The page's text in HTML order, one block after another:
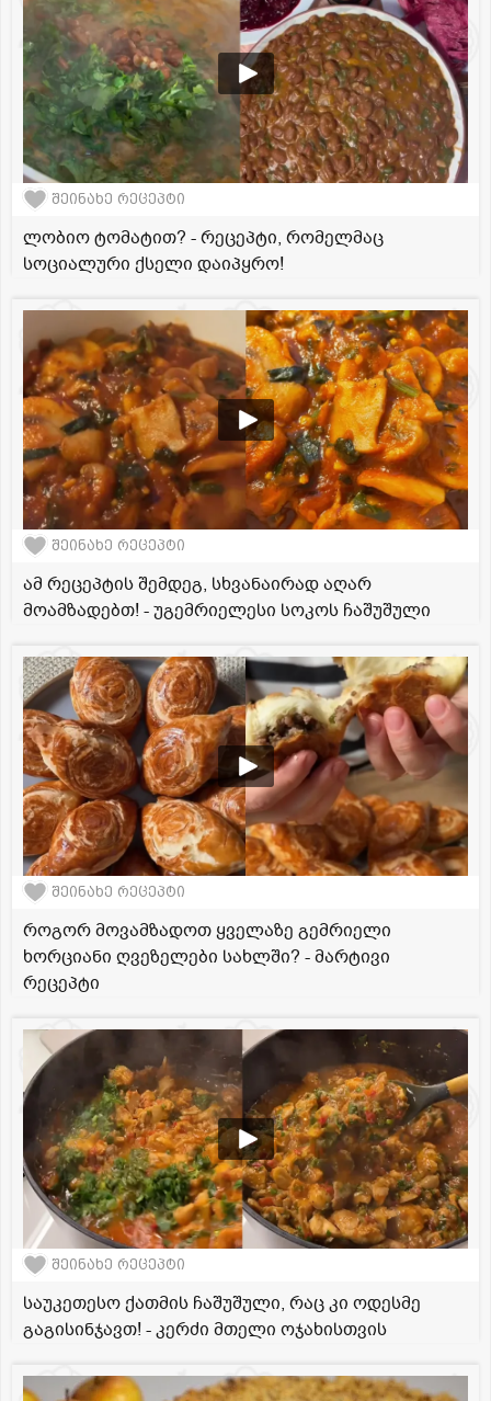
შეინახე რეცეპტი
ლობიო ტომატით? - რეცეპტი, რომელმაც
სოციალური ქსელი დაიპყრო!
შეინახე რეცეპტი
ამ რეცეპტის შემდეგ, სხვანაირად აღარ
მოამზადებთ! - უგემრიელესი სოკოს ჩაშუშული
შეინახე რეცეპტი
როგორ მოვამზადოთ ყველაზე გემრიელი
ხორციანი ღვეზელები სახლში? - მარტივი
რეცეპტი
შეინახე რეცეპტი
საუკეთესო ქათმის ჩაშუშული, რაც კი ოდესმე
გაგისინჯავთ! - კერძი მთელი ოჯახისთვის